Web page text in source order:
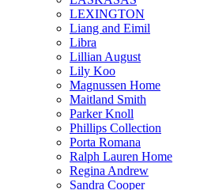
LEXINGTON
Liang and Eimil
Libra
Lillian August
Lily Koo
Magnussen Home
Maitland Smith
Parker Knoll
Phillips Collection
Porta Romana
Ralph Lauren Home
Regina Andrew
Sandra Cooper